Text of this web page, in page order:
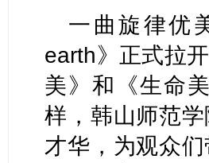
一曲旋律优
earth》正式拉
美》和《生命
样，韩山师范
才华，为观众